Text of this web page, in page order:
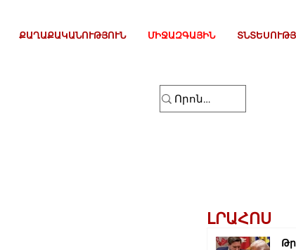
ՔԱՂԱՔԱԿԱՆՈՒԹՅՈՒՆ ՄԻՋԱԶԳԱՅԻՆ
ԼՐԱՀՈՍ